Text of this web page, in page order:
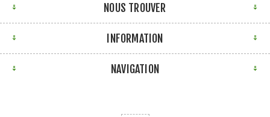
NOUS TROUVER
INFORMATION
NAVIGATION